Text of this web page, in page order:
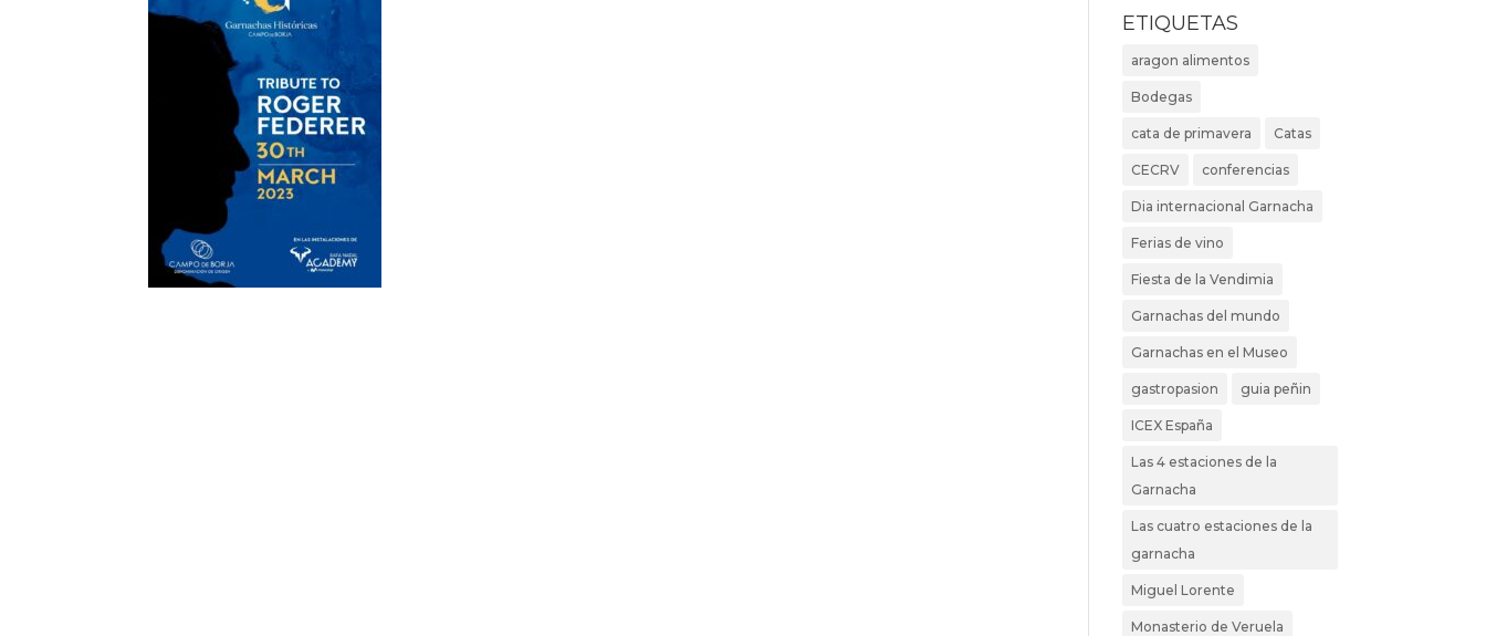
ETIQUETAS
aragon alimentos
Bodegas
cata de primavera Catas
CECRV conferencias
Dia internacional Garnacha
Ferias de vino
Fiesta de la Vendimia
Garnachas del mundo
Garnachas en el Museo
gastropasion guia peñin
ICEX España
Las 4 estaciones de la
Garnacha
Las cuatro estaciones de la
garnacha
Miguel Lorente
Monasterio de Veruela